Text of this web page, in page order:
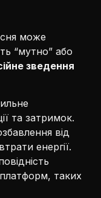
може
“мутно” або
зведення
та затримок.
від
енергії.
таких